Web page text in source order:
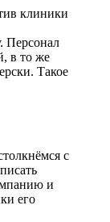
клиники
Персонал
в то же
Такое
с
и
его